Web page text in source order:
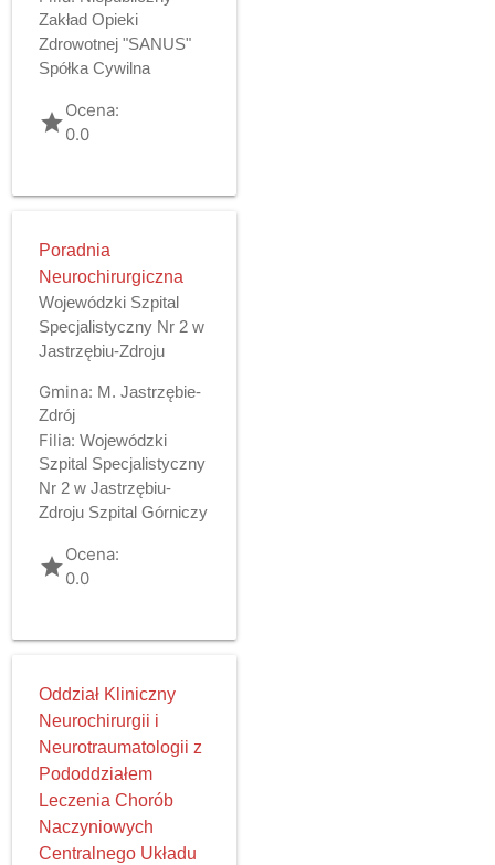
Zakład Opieki
Zdrowotnej "SANUS"
Spółka Cywilna
gradeOcena:
0.0
Poradnia
Neurochirurgiczna
Wojewódzki Szpital
Specjalistyczny Nr 2 w
Jastrzębiu-Zdroju
Gmina: M. Jastrzębie-
Zdrój
Filia: Wojewódzki
Szpital Specjalistyczny
Nr 2 w Jastrzębiu-
Zdroju Szpital Górniczy
gradeOcena:
0.0
Oddział Kliniczny
Neurochirurgii i
Neurotraumatologii z
Pododdziałem
Leczenia Chorób
Naczyniowych
Centralnego Układu